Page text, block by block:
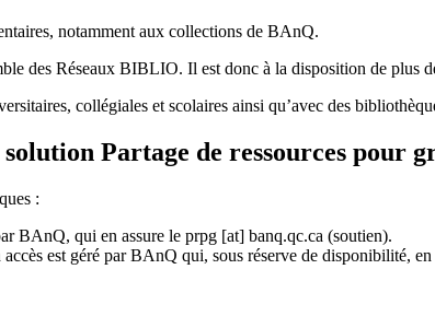
notamment aux collections de BAnQ.
des Réseaux BIBLIO. Il est donc à la disposition de plus
collégiales et scolaires ainsi qu’avec des
Partage de ressources pour
:
BAnQ, qui en assure le prpg [at] banq.qc.ca (soutien).
est géré par BAnQ qui, sous réserve de disponibilité,